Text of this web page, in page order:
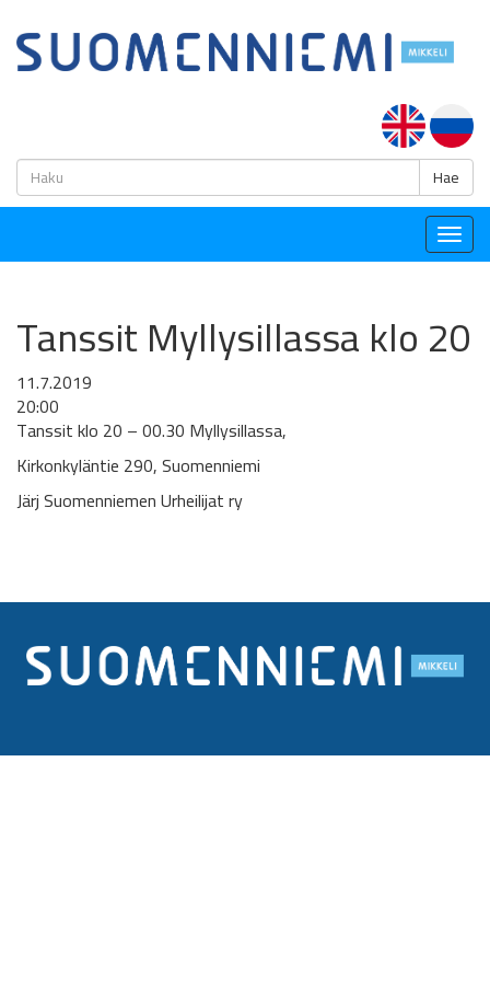
Hae
Tanssit Myllysillassa klo 20
11.7.2019
20:00
Tanssit klo 20 – 00.30 Myllysillassa,
Kirkonkyläntie 290, Suomenniemi
Järj Suomenniemen Urheilijat ry